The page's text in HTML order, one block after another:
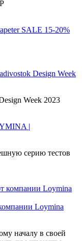
SALE 15-20%
Design Week
Week 2023
|
серию тестов
Loymina
началу в своей